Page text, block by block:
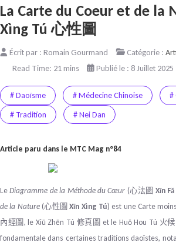
La Carte du Coeur et de la
Xìng Tú 心性圖
Écrit par : Romain Gourmand Catégorie :
Read Time: 21 mins
Publié le : 8 Juillet 2025
# Daoïsme # Médecine Chinoise
#
# Tradition
# Nei Dan
Article paru dans le MTC Mag n°84
LeDiagramme de la Méthode du Cœur (心法圖 Xīn
de la Nature (心性圖 Xīn Xìng Tú) est une Carte
內經圖, le Xiū Zhēn Tú 修真圖 et le Huǒ Hou Tú 火
fondamentale dans certaines traditions daoïstes,